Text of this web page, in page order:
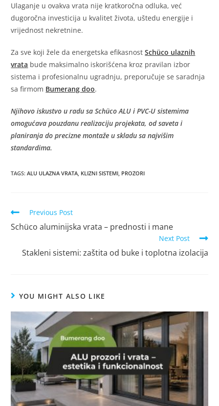
Ulaganje u ovakva vrata nije kratkoročna odluka, već
dugoročna investicija u kvalitet života, uštedu energije i
vrijednost nekretnine.
Za sve koji žele da energetska efikasnostSchüco ulaznih
vrata bude maksimalno iskorišćena kroz pravilan izbor
sistema i profesionalnu ugradnju, preporučuje se saradnja
sa firmom Bumerang doo.
Njihovo iskustvo u radu sa Schüco ALU i PVC-U sistemima
omogućava pouzdanu realizaciju projekata, od saveta i
planiranja do precizne montaže u skladu sa najvišim
standardima.
TAGS:ALU ULAZNA VRATA KLIZNI SISTEMI PROZORI
Previous Post
Schüco aluminijska vrata – prednosti i mane
Next Post
Stakleni sistemi: zaštita od buke i toplotna izolacija
YOU MIGHT ALSO LIKE